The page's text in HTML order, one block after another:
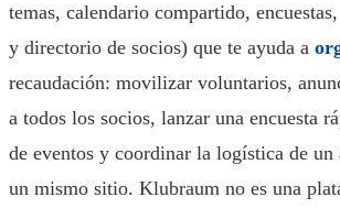
temas, calendario compartido,
y directorio de socios) que te ayuda a
recaudación: movilizar voluntarios,
a todos los socios, lanzar una encuesta
de eventos y coordinar la logística de un
un mismo sitio. Klubraum no es una